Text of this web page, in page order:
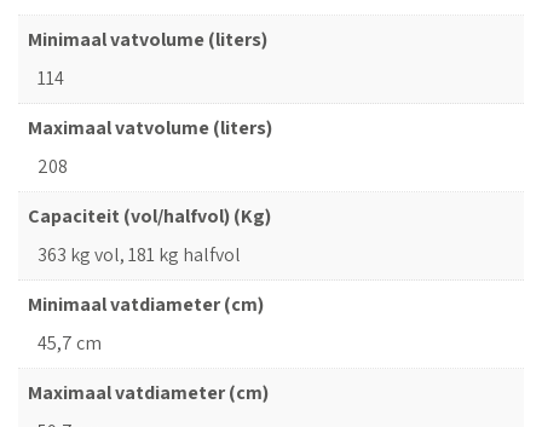
Minimaal vatvolume (liters)
114
Maximaal vatvolume (liters)
208
Capaciteit (vol/halfvol) (Kg)
363 kg vol, 181 kg halfvol
Minimaal vatdiameter (cm)
45,7 cm
Maximaal vatdiameter (cm)